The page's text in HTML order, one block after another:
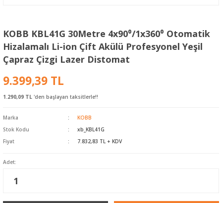
KOBB KBL41G 30Metre 4x90⁰/1x360⁰ Otomatik
Hizalamalı Li-ion Çift Akülü Profesyonel Yeşil
Çapraz Çizgi Lazer Distomat
9.399,39 TL
1.290,09 TL 'den başlayan taksitlerle!!
Marka
KOBB
Stok Kodu
xb_KBL41G
Fiyat
7.832,83 TL + KDV
Adet: